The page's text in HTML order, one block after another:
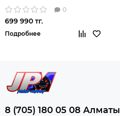
0
699 990 тг.
Подробнее
8 (705) 180 05 08 Алматы